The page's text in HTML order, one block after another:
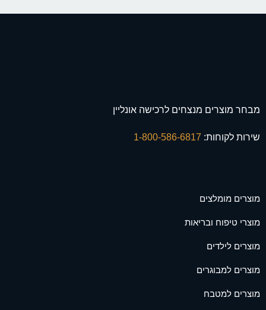
מבחר מוצרים מנצחים לרכישה אונליין
שירות לקוחות:
מוצרים מומלצים
מוצרי טיפוח ובריאות
מוצרים לילדים
מוצרים למבוגרים
מוצרים למטבח